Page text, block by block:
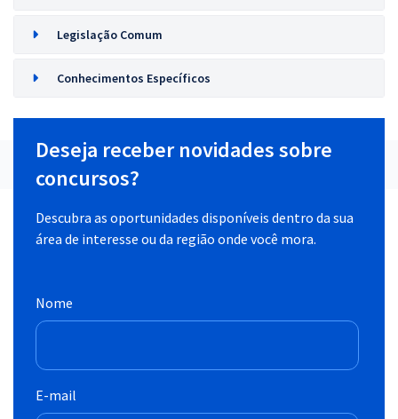
Legislação Comum
Conhecimentos Específicos
Deseja receber novidades sobre
concursos?
Descubra as oportunidades disponíveis dentro da sua
área de interesse ou da região onde você mora.
Nome
E-mail